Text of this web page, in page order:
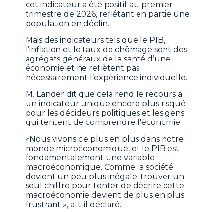
cet indicateur a été positif au premier
trimestre de 2026, reflétant en partie une
population en déclin.
Mais des indicateurs tels que le PIB,
l’inflation et le taux de chômage sont des
agrégats généraux de la santé d’une
économie et ne reflètent pas
nécessairement l’expérience individuelle.
M. Lander dit que cela rend le recours à
un indicateur unique encore plus risqué
pour les décideurs politiques et les gens
qui tentent de comprendre l'économie.
«Nous vivons de plus en plus dans notre
monde microéconomique, et le PIB est
fondamentalement une variable
macroéconomique. Comme la société
devient un peu plus inégale, trouver un
seul chiffre pour tenter de décrire cette
macroéconomie devient de plus en plus
frustrant », a-t-il déclaré.